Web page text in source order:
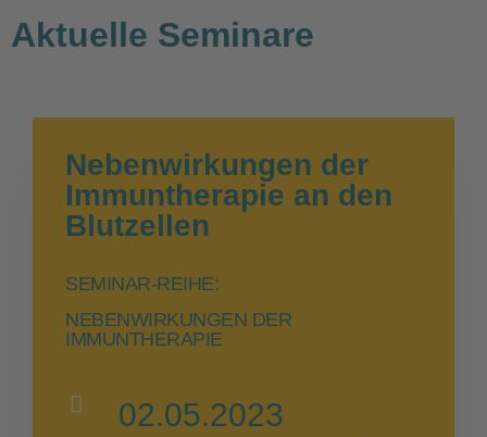
Aktuelle Seminare
Nebenwirkungen der
Immuntherapie an den
Blutzellen
SEMINAR-REIHE:
NEBENWIRKUNGEN DER
IMMUNTHERAPIE
02.05.2023